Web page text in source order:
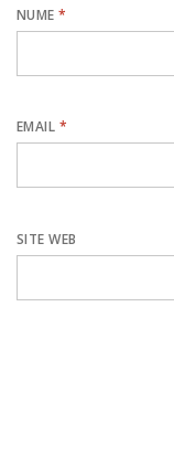
NUME*
EMAIL *
SITE WEB